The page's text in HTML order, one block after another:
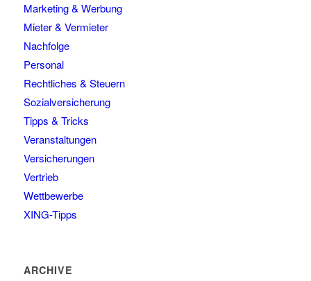
Marketing & Werbung
Mieter & Vermieter
Nachfolge
Personal
Rechtliches & Steuern
Sozialversicherung
Tipps & Tricks
Veranstaltungen
Versicherungen
Vertrieb
Wettbewerbe
XING-Tipps
ARCHIVE